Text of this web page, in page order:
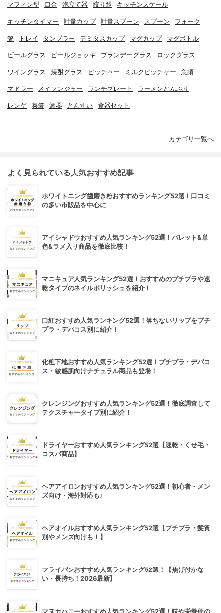
マフィン型 口金 泡立て器 絞り袋 キッチンスケール
キッチンタイマー 計量カップ 計量スプーン スプーン フォーク
箸 トレイ タンブラー デミタスカップ マグカップ マグボトル
ビールグラス ビールジョッキ ブランデーグラス ロックグラス
ワイングラス 焼酎グラス ピッチャー ミルクピッチャー 急須
マドラー メイソンジャー ランチプレート ラーメンどんぶり
レンゲ 菜箸 酒器 とんすい 食器セット
カテゴリ一覧へ
よく見られている人気おすすめ記事
ホワイトニング歯磨き粉おすすめランキング52選！口コミ
の多い市販品を中心に
アイシャドウおすすめ人気ランキング52選！パレット&単
色&ラメ入り商品を徹底比較！
マニキュア人気ランキング52選！おすすめのプチプラや速
乾タイプのネイルポリッシュを紹介！
口紅おすすめ人気ランキング52選！落ちないリップをプチ
プラ・デパコス別に紹介！
化粧下地おすすめ人気ランキング52選！プチプラ・デパコ
ス・敏感肌向けナチュラル商品も登場！
クレンジングおすすめ人気ランキング52選！徹底調査して
テクスチャータイプ別に紹介！
ドライヤーおすすめ人気ランキング52選【速乾・くせ毛・
コスパ商品】
ヘアアイロンおすすめ人気ランキング52選！初心者・メン
ズ向け・海外対応も♪
ヘアオイルおすすめ人気ランキング52選【プチプラ・髪質
別やメンズ向けも！】
フライパンおすすめ人気ランキング52選！【焦げ付かな
い・長持ち！2026最新】
マヌカハニーおすすめ人気ランキング52選！味や栄養価の